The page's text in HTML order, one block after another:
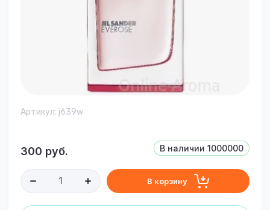
Артикул: j639w
В наличии 1000000
300 руб.
В корзину